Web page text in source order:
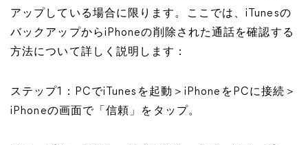
アップしている場合に限ります。ここでは、iTunesの
バックアップからiPhoneの削除された通話を確認する
方法について詳しく説明します：
ステップ1：PCでiTunesを起動＞iPhoneをPCに接続＞
iPhoneの画面で「信頼」をタップ。